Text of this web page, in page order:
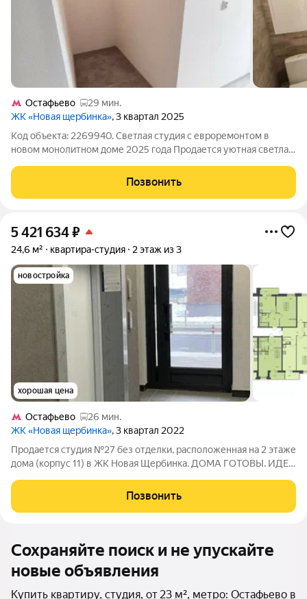
Остафьево
29 мин.
ЖК «Новая щербинка», 3 квартал 2025
Код объекта: 2269940. Светлая студия с евроремонтом в
новом монолитном доме 2025 года Продается уютная светлая
постройки. Квартира с комфортной планировкой: просторная
комната без проходных зон,
Позвонить
5 421 634₽
24,6 м² квартира-студия 2 этаж из 3
новостройка
хорошая цена
Остафьево
26 мин.
ЖК «Новая щербинка», 3 квартал 2022
Продается студия №27 без отделки, расположенная на 2 этаже
дома (корпус 11) в ЖК Новая Щербинка. ДОМА ГОТОВЫ. ИДЕТ
комфорт-класса.Окруженный лесным массивом, миниатюрный
корпус с видом на
Позвонить
Сохраняйте поиск и не упускайте
новые объявления
Купить квартиру, студия, от 23 м², метро: Остафьево в